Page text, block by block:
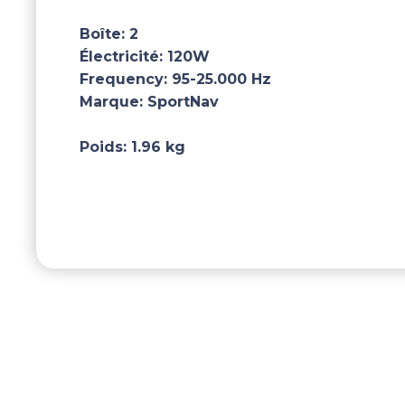
Boîte: 2
Électricité: 120W
Frequency: 95-25.000 Hz
Marque: SportNav
Poids: 1.96 kg